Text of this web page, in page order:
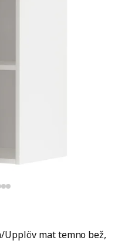
Upplöv mat temno bež,